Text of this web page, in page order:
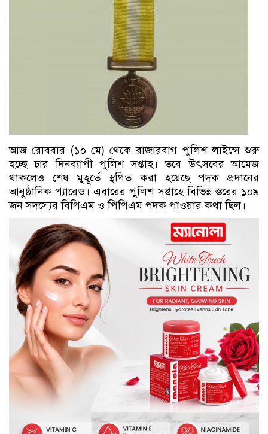
আজ রোববার (১০ মে) থেকে রাজারবাগ পুলিশ লাইন্সে শুরু
হচ্ছে চার দিনব্যাপী পুলিশ সপ্তাহ। তবে উৎসবের আমেজ
থাকলেও শেষ মুহূর্তে স্থগিত করা হয়েছে পদক প্রদানের
আনুষ্ঠানিক প্যারেড। এবারের পুলিশ সপ্তাহে বিভিন্ন স্তরের ১০৯
জন সদস্যের বিপিএম ও পিপিএম পদক পাওয়ার কথা ছিল।